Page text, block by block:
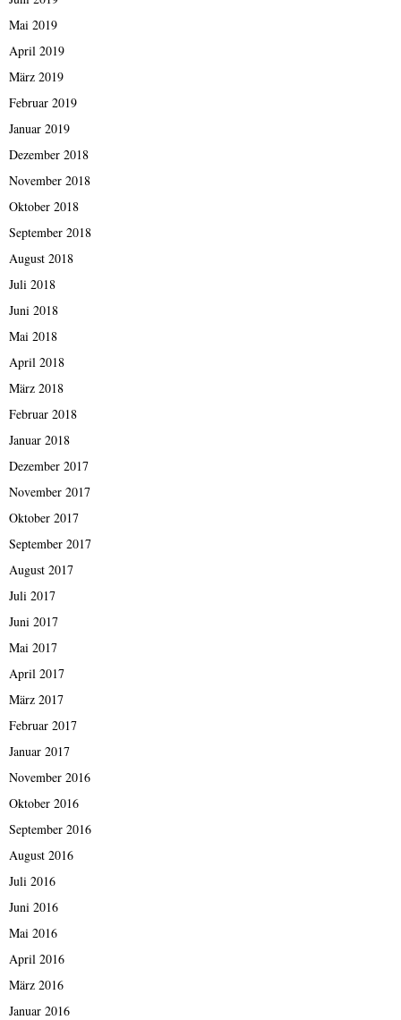
Mai 2019
April 2019
März 2019
Februar 2019
Januar 2019
Dezember 2018
November 2018
Oktober 2018
September 2018
August 2018
Juli 2018
Juni 2018
Mai 2018
April 2018
März 2018
Februar 2018
Januar 2018
Dezember 2017
November 2017
Oktober 2017
September 2017
August 2017
Juli 2017
Juni 2017
Mai 2017
April 2017
März 2017
Februar 2017
Januar 2017
November 2016
Oktober 2016
September 2016
August 2016
Juli 2016
Juni 2016
Mai 2016
April 2016
März 2016
Januar 2016